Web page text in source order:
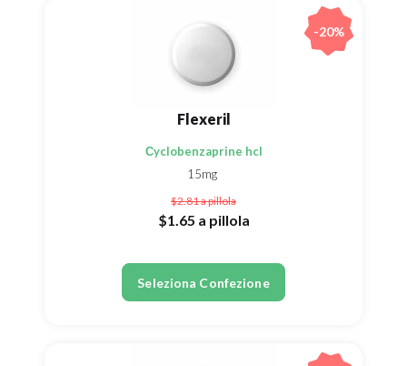
Flexeril
Сyclobenzaprine hcl
15mg
$2.81a pillola
$1.65 a pillola
Seleziona Confezione
-20%